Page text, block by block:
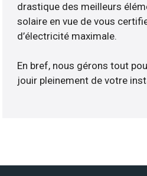
drastique des meilleurs
solaire en vue de vous
d’électricité maximale.
En bref, nous gérons tout
jouir pleinement de votre